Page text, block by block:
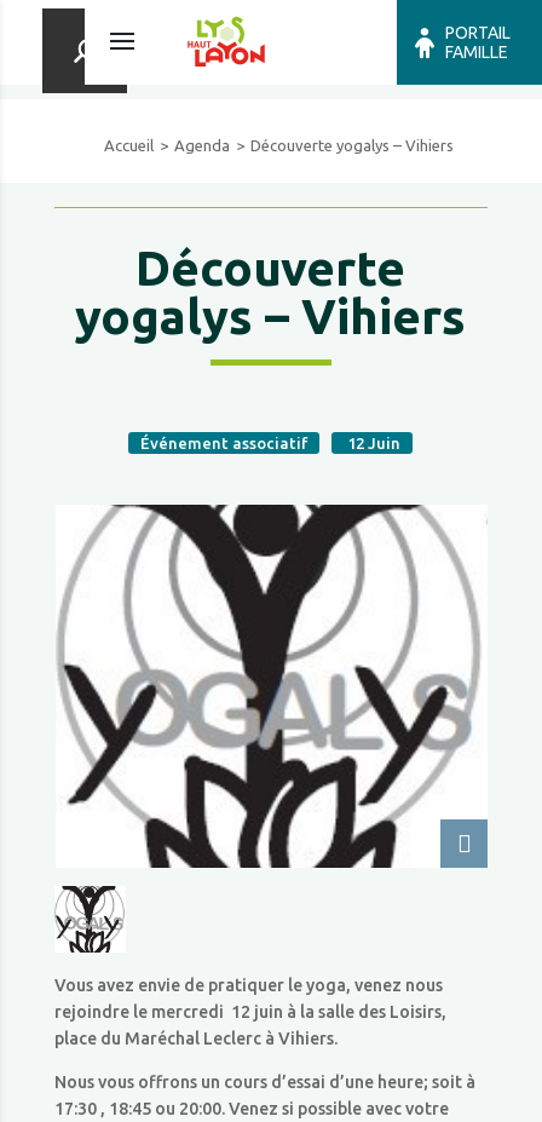
PORTAIL
FAMILLE
Accueil Agenda Découverte yogalys – Vihiers
Découverte
yogalys – Vihiers
Événement associatif 12 Juin
Vous avez envie de pratiquer le yoga, venez nous
rejoindre le mercredi 12 juin à la salle des Loisirs,
place du Maréchal Leclerc à Vihiers.
Nous vous offrons un cours d’essai d’une heure; soit à
17:30 , 18:45 ou 20:00. Venez si possible avec votre